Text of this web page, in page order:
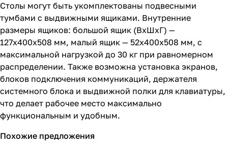
Столы могут быть укомплектованы подвесными
тумбами с выдвижными ящиками. Внутренние
размеры ящиков: большой ящик (ВхШхГ) —
127х400х508 мм, малый ящик — 52х400х508 мм, с
максимальной нагрузкой до 30 кг при равномерном
распределении. Также возможна установка экранов,
блоков подключения коммуникаций, держателя
системного блока и выдвижной полки для клавиатуры,
что делает рабочее место максимально
функциональным и удобным.
Похожие предложения